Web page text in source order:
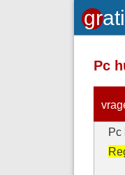
Pc
Pc